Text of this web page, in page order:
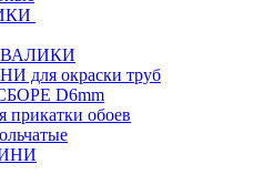
для окраски труб
D6mm
прикатки обоев